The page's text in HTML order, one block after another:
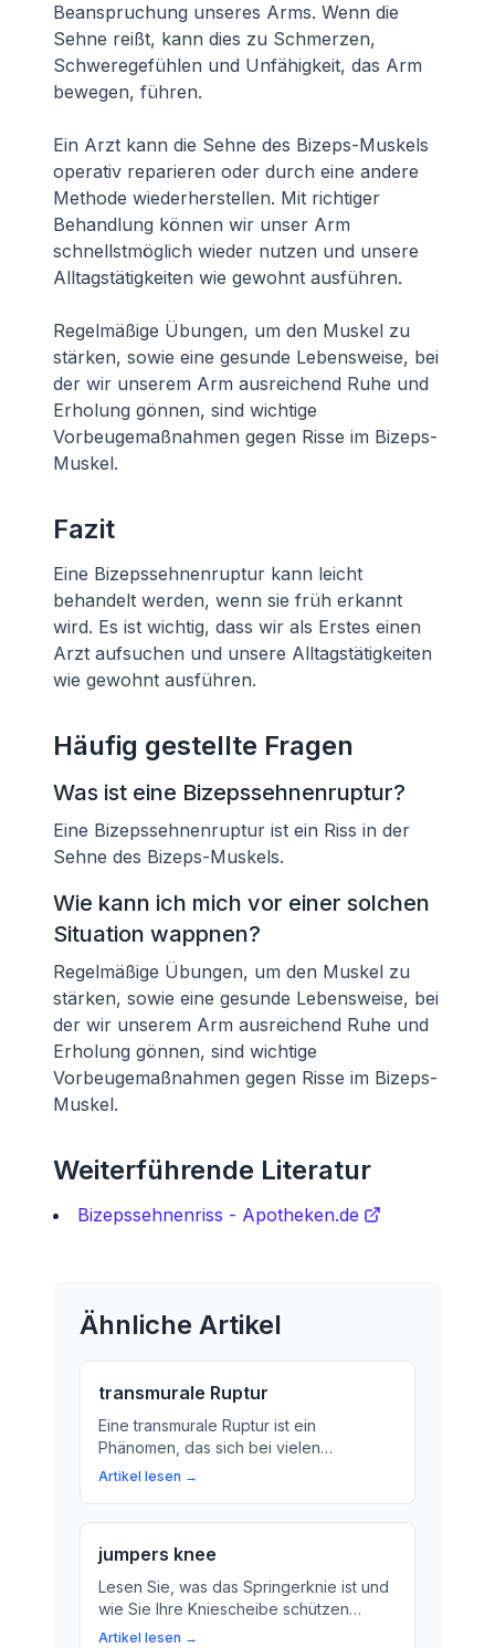
Beanspruchung unseres Arms. Wenn die
Sehne reißt, kann dies zu Schmerzen,
Schweregefühlen und Unfähigkeit, das Arm
bewegen, führen.
Ein Arzt kann die Sehne des Bizeps-Muskels
operativ reparieren oder durch eine andere
Methode wiederherstellen. Mit richtiger
Behandlung können wir unser Arm
schnellstmöglich wieder nutzen und unsere
Alltagstätigkeiten wie gewohnt ausführen.
Regelmäßige Übungen, um den Muskel zu
stärken, sowie eine gesunde Lebensweise, bei
der wir unserem Arm ausreichend Ruhe und
Erholung gönnen, sind wichtige
Vorbeugemaßnahmen gegen Risse im Bizeps-
Muskel.
Fazit
Eine Bizepssehnenruptur kann leicht
behandelt werden, wenn sie früh erkannt
wird. Es ist wichtig, dass wir als Erstes einen
Arzt aufsuchen und unsere Alltagstätigkeiten
wie gewohnt ausführen.
Häufig gestellte Fragen
Was ist eine Bizepssehnenruptur?
Eine Bizepssehnenruptur ist ein Riss in der
Sehne des Bizeps-Muskels.
Wie kann ich mich vor einer solchen
Situation wappnen?
Regelmäßige Übungen, um den Muskel zu
stärken, sowie eine gesunde Lebensweise, bei
der wir unserem Arm ausreichend Ruhe und
Erholung gönnen, sind wichtige
Vorbeugemaßnahmen gegen Risse im Bizeps-
Muskel.
Weiterführende Literatur
Bizepssehnenriss - Apotheken.de
Ähnliche Artikel
transmurale Ruptur
Eine transmurale Ruptur ist ein
Phänomen, das sich bei vielen
Menschen ereignet. Wir erklären, was
Artikel lesen →
jumpers knee
Lesen Sie, was das Springerknie ist und
wie Sie Ihre Kniescheibe schützen
können. Erfahren Sie, wie eine
Artikel lesen →